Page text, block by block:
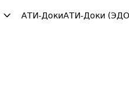
АТИ-ДокиАТИ-Доки